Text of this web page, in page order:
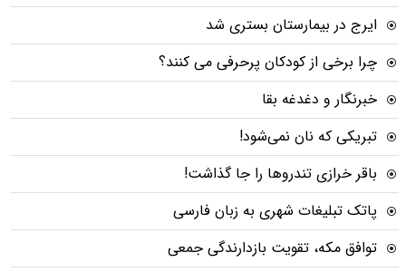
ایرج در بیمارستان بستری شد
چرا برخی از کودکان پرحرفی می کنند؟
خبرنگار و دغدغه بقا
تبریکی که نان نمی‌شود!
باقر خرازی تندروها را جا گذاشت!
پاتک تبلیغات شهری به زبان فارسی
توافق مکه، تقویت بازدارندگی جمعی